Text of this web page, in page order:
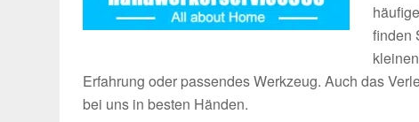
finden
Erfahrung oder passendes Werkzeug. Auch das
bei uns in besten Händen.